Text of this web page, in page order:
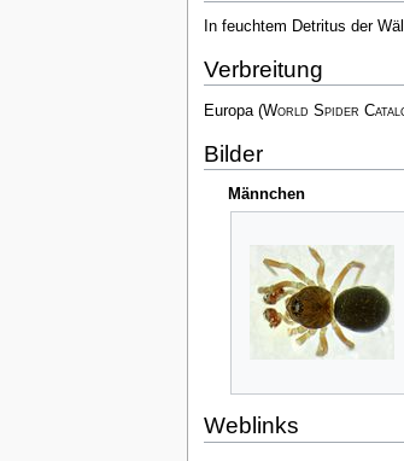
In feuchtem Detritus der
Verbreitung
Europa (World Spider
Bilder
Männchen
Weblinks